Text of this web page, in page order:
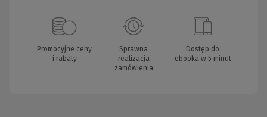
Promocyjne ceny
i rabaty
Sprawna
realizacja
zamówienia
Dostęp do
ebooka w 5 minut